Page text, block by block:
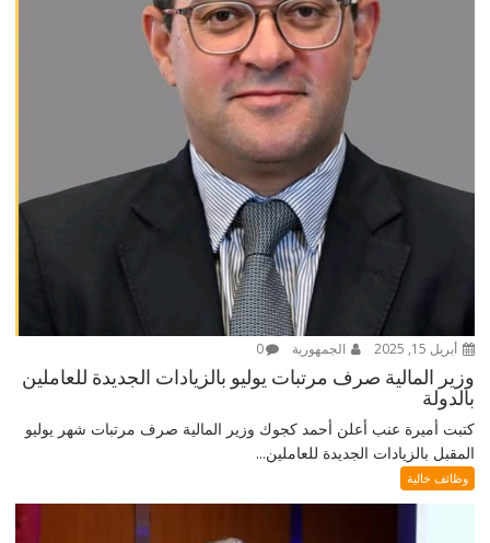
أبريل 15, 2025 الجمهورية 0
وزير المالية صرف مرتبات يوليو بالزيادات الجديدة للعاملين
بالدولة
كتبت أميرة عنب أعلن أحمد كجوك وزير المالية صرف مرتبات شهر يوليو
المقبل بالزيادات الجديدة للعاملين...
وظائف خالية